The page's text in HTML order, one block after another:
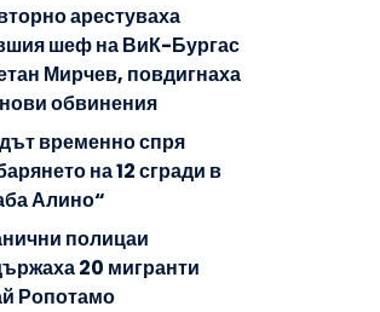
арестуваха
шеф на ВиК-Бургас
Мирчев, повдигнаха
обвинения
временно спря
на 12 сгради в
Алино“
полицаи
20 мигранти
Ропотамо